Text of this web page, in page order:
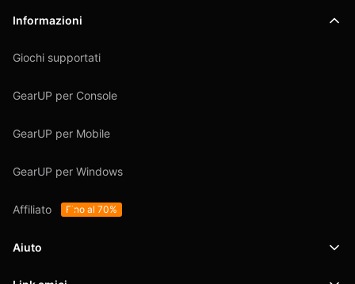
Informazioni
Giochi supportati
GearUP per Console
GearUP per Mobile
GearUP per Windows
Affiliato Fino al 70%
Aiuto